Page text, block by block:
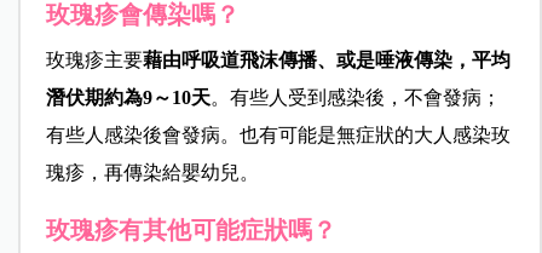
玫瑰疹會傳染嗎？
玫瑰疹主要藉由呼吸道飛沫傳播、或是唾液傳染，平均
潛伏期約為9～10天。有些人受到感染後，不會發病；
有些人感染後會發病。也有可能是無症狀的大人感染玫
瑰疹，再傳染給嬰幼兒。
玫瑰疹有其他可能症狀嗎？